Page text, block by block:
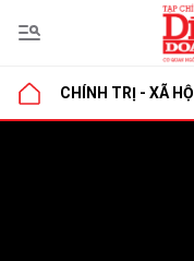
CHÍNH TRỊ - XÃ HỘI